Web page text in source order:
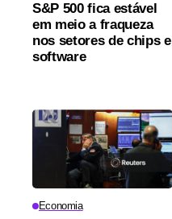
S&P 500 fica estável
em meio a fraqueza
nos setores de chips e
software
Economia